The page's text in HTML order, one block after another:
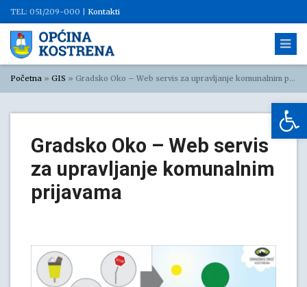
TEL: 051/209-000 | Kontakti
Početna » GIS » Gradsko Oko – Web servis za upravljanje komunalnim prijavama
Gradsko Oko – Web servis
za upravljanje komunalnim
prijavama